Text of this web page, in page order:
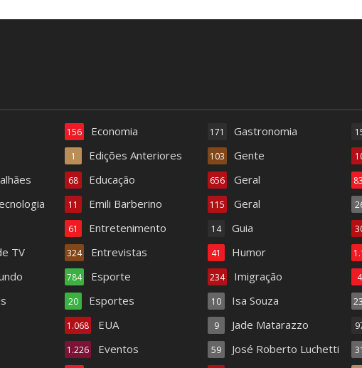
TV
Economia
156
Edições Anteriores
1
Educação
68
Emili Barberino
11
Entretenimento
61
Entrevistas
324
Esporte
784
Esportes
20
EUA
1.068
Eventos
1.226
Gastronomia
171
Gente
103
Geral
656
Geral
115
Guia
14
Humor
41
Imigração
234
Isa Souza
10
Jade Matarazzo
9
José Roberto Luchetti
59
4